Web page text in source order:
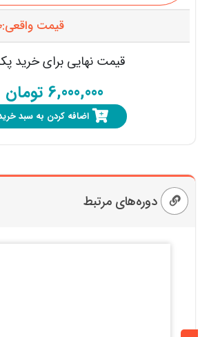
قیمت واقعی:
قیمت نهایی برای خرید
6,000,000 تومان
اضافه کردن به سبد
دوره‌های مرتبط